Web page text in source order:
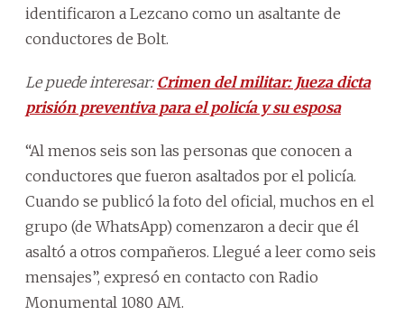
identificaron a Lezcano como un asaltante de
conductores de Bolt.
Le puede interesar: Crimen del militar: Jueza dicta
prisión preventiva para el policía y su esposa
“Al menos seis son las personas que conocen a
conductores que fueron asaltados por el policía.
Cuando se publicó la foto del oficial, muchos en el
grupo (de WhatsApp) comenzaron a decir que él
asaltó a otros compañeros. Llegué a leer como seis
mensajes”, expresó en contacto con Radio
Monumental 1080 AM.